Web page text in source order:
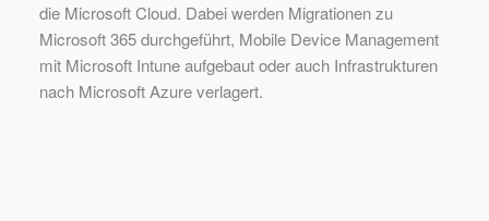
die Microsoft Cloud. Dabei werden Migrationen zu
Microsoft 365 durchgeführt, Mobile Device Management
mit Microsoft Intune aufgebaut oder auch Infrastrukturen
nach Microsoft Azure verlagert.